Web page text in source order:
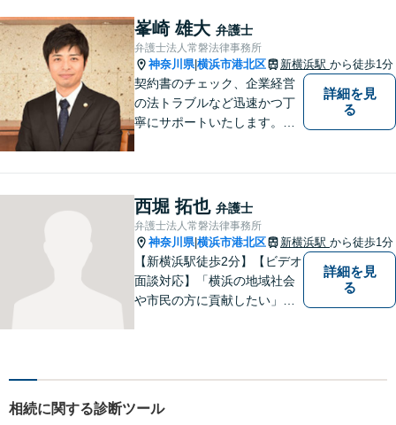
り】
峯崎 雄大 弁護士
弁護士法人常磐法律事務所
神奈川県|横浜市港北区 新横浜駅 から徒歩1分
契約書のチェック、企業経営
の法トラブルなど迅速かつ丁
寧にサポートいたします。ど
詳細を見
る
西堀 拓也 弁護士
弁護士法人常磐法律事務所
神奈川県|横浜市港北区 新横浜駅 から徒歩1分
【新横浜駅徒歩2分】【ビデオ
面談対応】「横浜の地域社会
や市民の方に貢献したい」を
トができるよう全力を尽くし
律トラブルの解決を目指しま
詳細を見
る
相続に関する診断ツール